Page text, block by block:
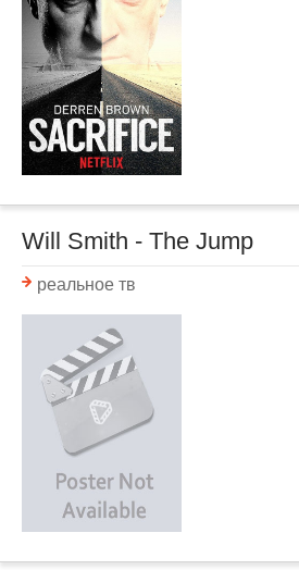
Will Smith - The Jump
реальное тв